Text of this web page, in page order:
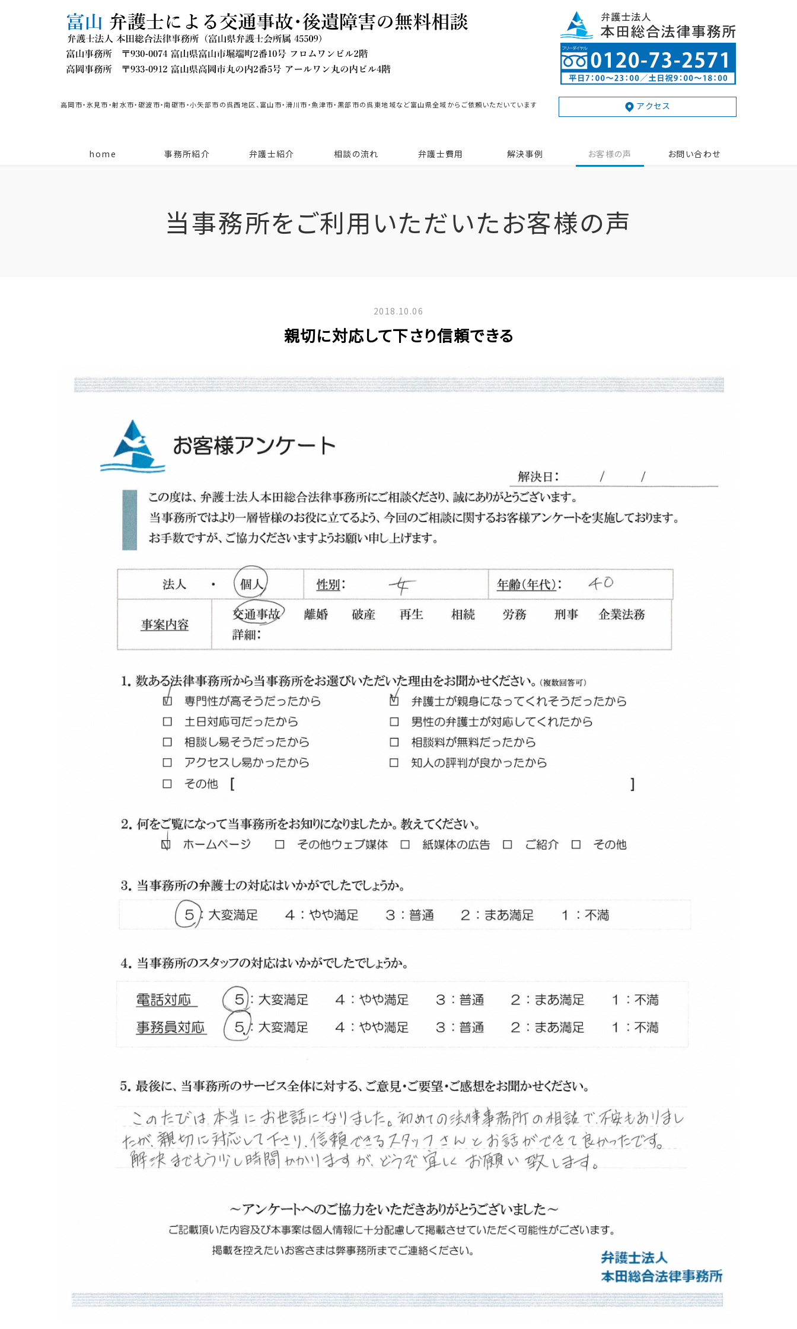
高岡市・氷見市・射水市・砺波市・南砺市・小矢部市の呉西地区、富山市・滑川市・魚津市・黒部市の呉東地域など富山県全域からご依頼いただいています アクセス
home 事務所紹介 弁護士紹介 相談の流れ 弁護士費用 解決事例 お客様の声 お問い合わせ
当事務所をご利用いただいたお客様の声
2018.10.06
親切に対応して下さり信頼できる